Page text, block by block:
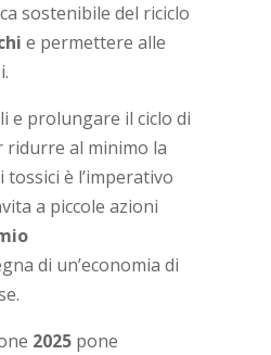
sostenibile del riciclo
e permettere alle
e prolungare il ciclo di
al minimo la
è l’imperativo
a piccole azioni
di un’economia di
2025pone